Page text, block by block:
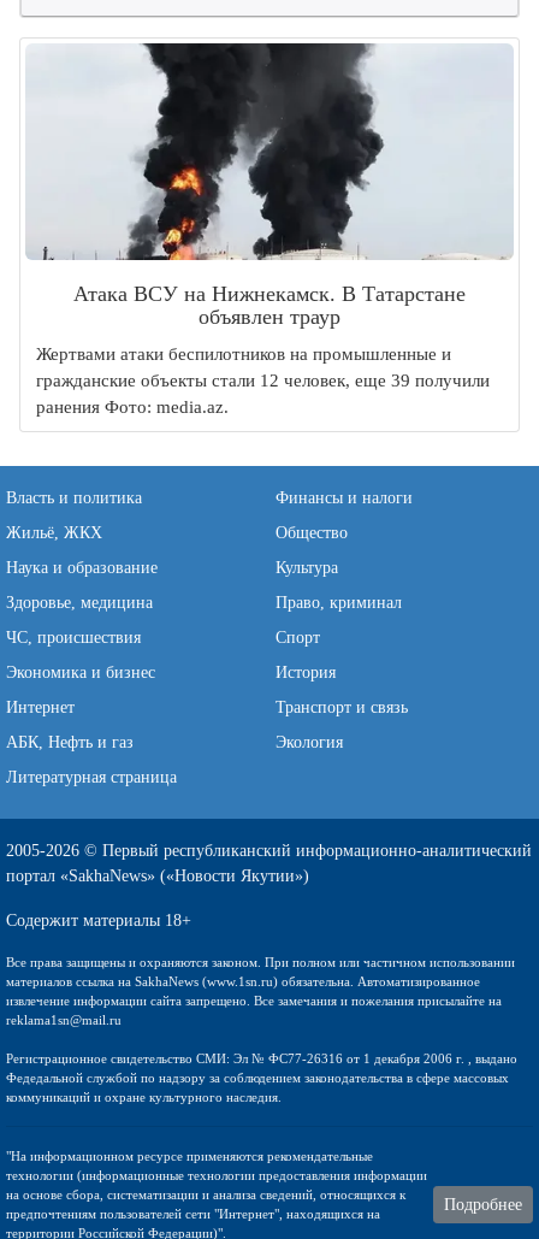
Атака ВСУ на Нижнекамск. В Татарстане
объявлен траур
Жертвами атаки беспилотников на промышленные и
гражданские объекты стали 12 человек, еще 39 получили
ранения Фото: media.az.
Власть и политика
Финансы и налоги
Жильё, ЖКХ
Общество
Наука и образование
Культура
Здоровье, медицина
Право, криминал
ЧС, происшествия
Спорт
Экономика и бизнес
История
Интернет
Транспорт и связь
АБК, Нефть и газ
Экология
Литературная страница
2005-2026 © Первый республиканский информационно-аналитический
портал «SakhaNews» («Новости Якутии»)
Содержит материалы 18+
Все права защищены и охраняются законом. При полном или частичном использовании
материалов ссылка на SakhaNews (www.1sn.ru) обязательна. Автоматизированное
извлечение информации сайта запрещено. Все замечания и пожелания присылайте на
reklama1sn@mail.ru
Регистрационное свидетельство СМИ: Эл № ФС77-26316 от 1 декабря 2006 г. , выдано
Федедальной службой по надзору за соблюдением законодательства в сфере массовых
коммуникаций и охране культурного наследия.
"На информационном ресурсе применяются рекомендательные
технологии (информационные технологии предоставления информации
на основе сбора, систематизации и анализа сведений, относящихся к
предпочтениям пользователей сети "Интернет", находящихся на
территории Российской Федерации)".
Подробнее